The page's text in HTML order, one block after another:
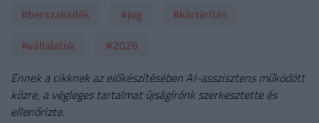
#bérszakadék
#jog
#kártérítés
#vállalatok
#2026
Ennek a cikknek az előkészítésében AI-asszisztens működött
közre, a végleges tartalmat újságírónk szerkesztette és
ellenőrizte.